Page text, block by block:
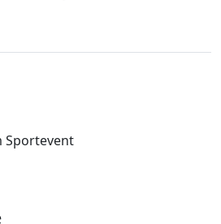
Sportevent